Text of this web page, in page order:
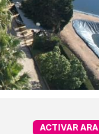
ACTIVAR ARA